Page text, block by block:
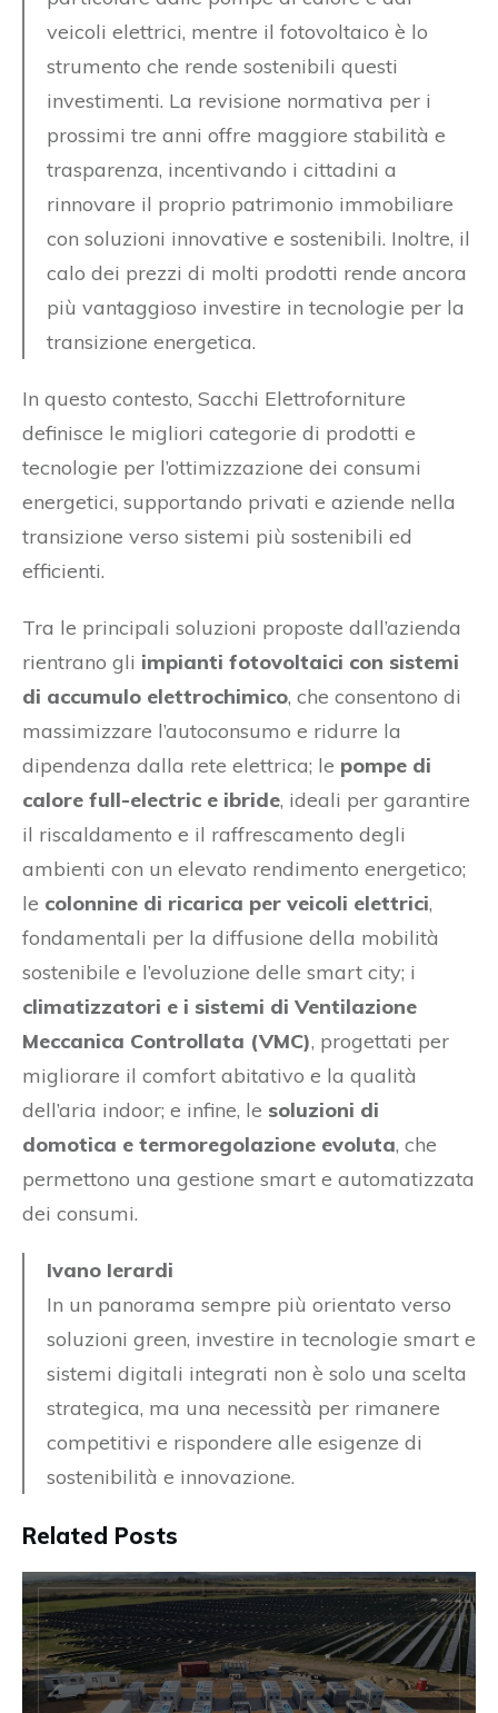
veicoli elettrici, mentre il fotovoltaico è lo
strumento che rende sostenibili questi
investimenti. La revisione normativa per i
prossimi tre anni offre maggiore stabilità e
trasparenza, incentivando i cittadini a
rinnovare il proprio patrimonio immobiliare
con soluzioni innovative e sostenibili. Inoltre, il
calo dei prezzi di molti prodotti rende ancora
più vantaggioso investire in tecnologie per la
transizione energetica.
In questo contesto, Sacchi Elettroforniture
definisce le migliori categorie di prodotti e
tecnologie per l’ottimizzazione dei consumi
energetici, supportando privati e aziende nella
transizione verso sistemi più sostenibili ed
efficienti.
Tra le principali soluzioni proposte dall’azienda
rientrano gli impianti fotovoltaici con sistemi
di accumulo elettrochimico, che consentono di
massimizzare l’autoconsumo e ridurre la
dipendenza dalla rete elettrica; le pompe di
calore full-electric e ibride, ideali per garantire
il riscaldamento e il raffrescamento degli
ambienti con un elevato rendimento energetico;
le colonnine di ricarica per veicoli elettrici,
fondamentali per la diffusione della mobilità
sostenibile e l’evoluzione delle smart city; i
climatizzatori e i sistemi di Ventilazione
Meccanica Controllata (VMC), progettati per
migliorare il comfort abitativo e la qualità
dell’aria indoor; e infine, le soluzioni di
domotica e termoregolazione evoluta, che
permettono una gestione smart e automatizzata
dei consumi.
Ivano Ierardi
In un panorama sempre più orientato verso
soluzioni green, investire in tecnologie smart e
sistemi digitali integrati non è solo una scelta
strategica, ma una necessità per rimanere
competitivi e rispondere alle esigenze di
sostenibilità e innovazione.
Related Posts